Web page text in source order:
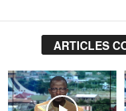
ARTICLES